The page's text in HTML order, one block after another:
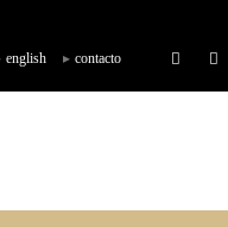
english contacto